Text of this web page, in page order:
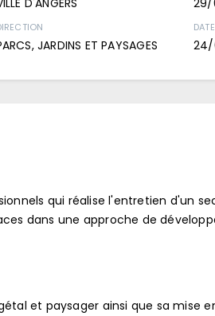
D'ANGERS
JARDINS ET PAYSAGES
29/
qui réalise l'entretien d'un
dans une approche de
et paysager ainsi que sa mise